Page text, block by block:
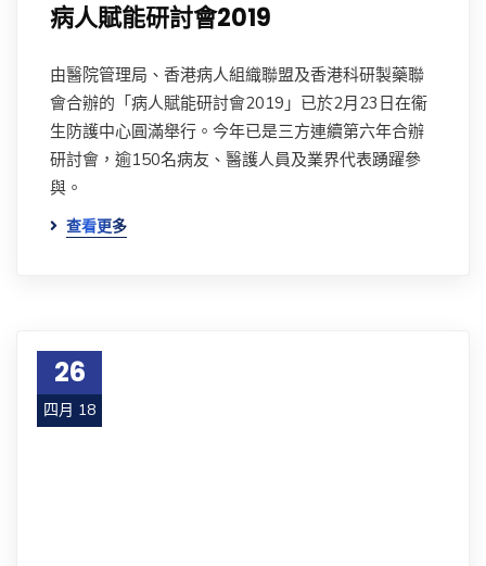
病人賦能研討會2019
由醫院管理局、香港病人組織聯盟及香港科研製藥聯
會合辦的「病人賦能研討會2019」已於2月23日在衞
生防護中心圓滿舉行。今年已是三方連續第六年合辦
研討會，逾150名病友、醫護人員及業界代表踴躍參
與。
查看更多
26
四月 18